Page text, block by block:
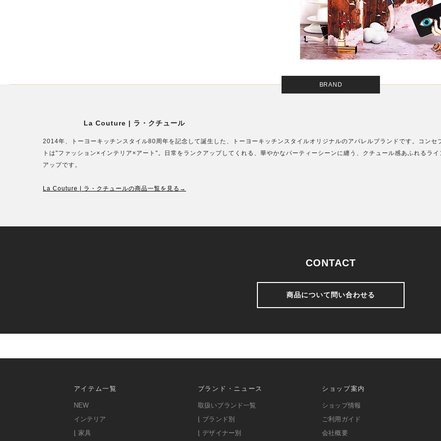
BRAND
La Couture | ラ・クチュール
2014年、トーヨーキッチンスタイル80周年を記念して誕生した、トーヨーキッチンスタイルオリジナルのアパレルブランドです。コンセ
トは"ファッション×インテリア×アート"。日常をランクアップしてくれる、華やかなパーティーシーンに纏う、クチュール感あふれるライ
アップです。
La Couture | ラ・クチュールの商品一覧を見る→
CONTACT
商品について問い合わせる
アイテム一覧
NEW
インテリア
⌊ 家具
ブランド・ニュース
取扱いブランド一覧
⌊ ブランド別
⌊ デザイナー別
ショップ案内
ショップ情報
ご利用ガイド
会社概要